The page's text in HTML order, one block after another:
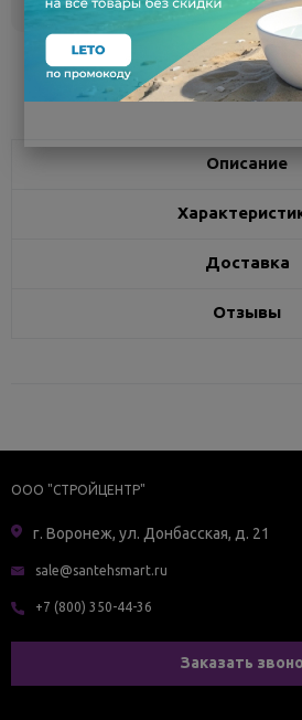
Поделиться
Описание
Доставка
Отзывы
ООО "СТРОЙЦЕНТР"
г. Воронеж, ул. Донбасская, д. 21
sale@santehsmart.ru
+7 (800) 350-44-36
Заказать